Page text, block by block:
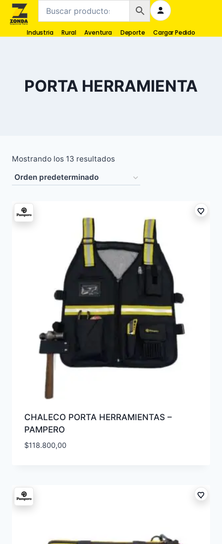
Industria Rural Aventura Deporte Cargar Pedido
PORTA HERRAMIENTA
Mostrando los 13 resultados
CHALECO PORTA HERRAMIENTAS –
PAMPERO
$118.800,00